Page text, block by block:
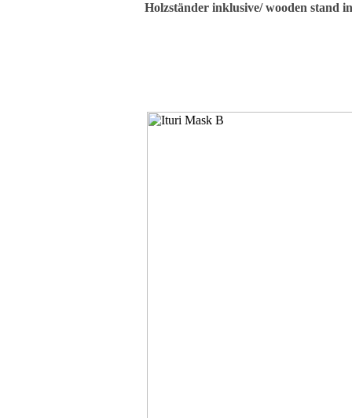
Holzständer inklusive/ wooden stand